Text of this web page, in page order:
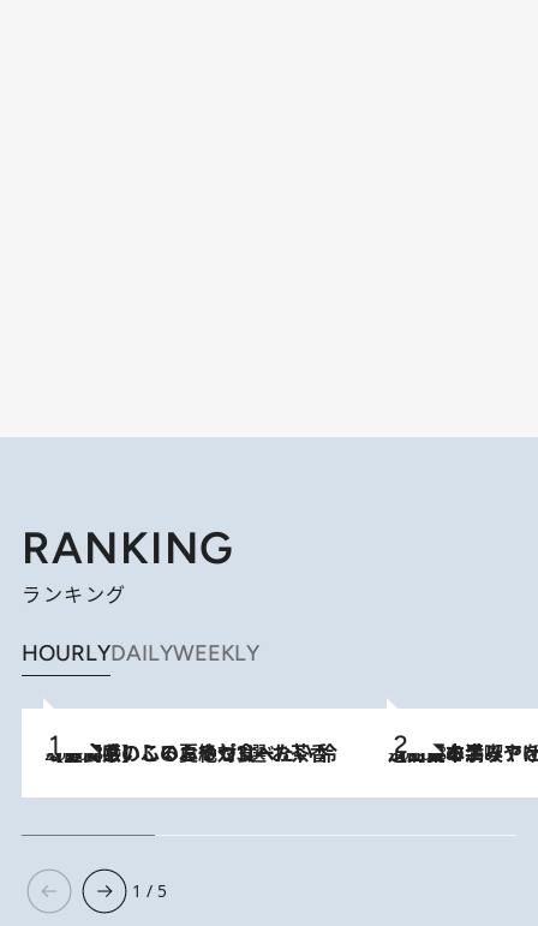
RANKING
ランキング
HOURLYDAILYWEEKLY
2026.8.5
【静岡県】この夏絶対食べたい 冷やしておいしいおやつ3選 お茶香る生食感のふるふるゼリー 2026.8.5
【西日本エリアを総まとめ】 47都道府県の手みやげ ひんやりスイーツで夏を満喫
1 / 5